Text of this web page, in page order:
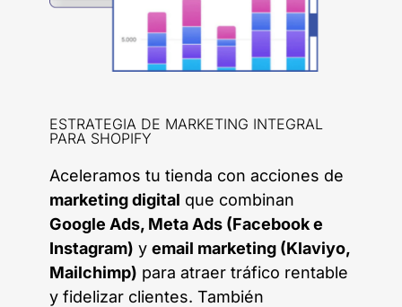
ESTRATEGIA DE MARKETING INTEGRAL
PARA SHOPIFY
Aceleramos tu tienda con acciones de
marketing digital que combinan
Google Ads, Meta Ads (Facebook e
Instagram) y email marketing (Klaviyo,
Mailchimp) para atraer tráfico rentable
y fidelizar clientes. También